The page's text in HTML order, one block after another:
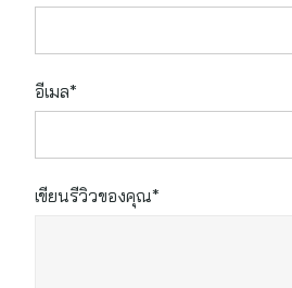
อีเมล*
เขียนรีวิวของคุณ*